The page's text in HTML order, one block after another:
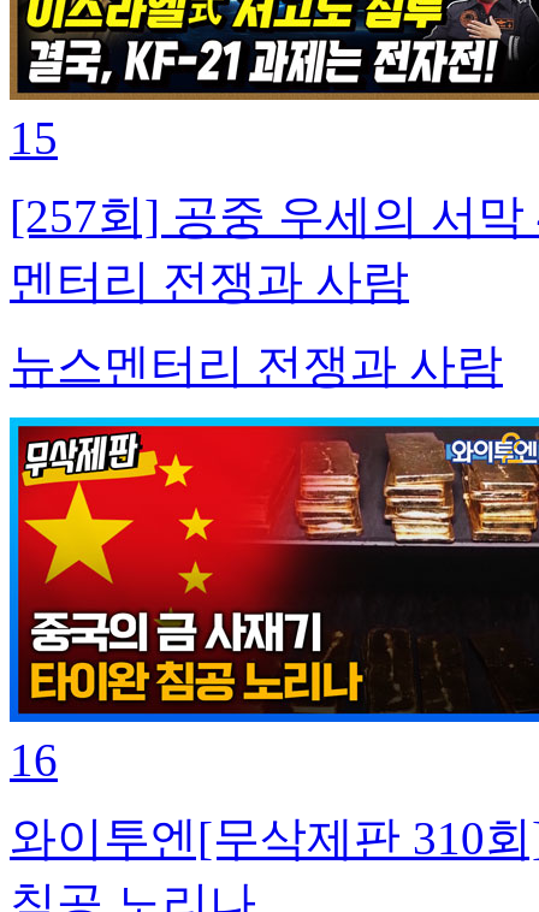
15
[257회] 공중 우세의 서
멘터리 전쟁과 사람
뉴스멘터리 전쟁과 사람
16
와이투엔[무삭제판 310